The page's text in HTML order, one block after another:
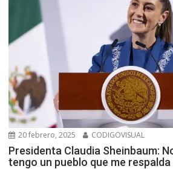
20 febrero, 2025 CODIGOVISUAL
Presidenta Claudia Sheinbaum:
tengo un pueblo que me respalda